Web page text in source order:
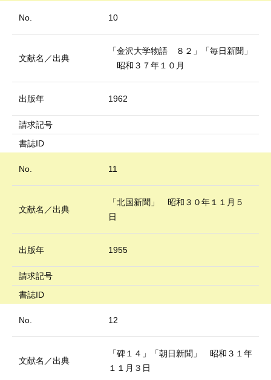
No. 10
文献名／出典
「金沢大学物語 ８２」「毎日新聞」
昭和３７年１０月
出版年 1962
請求記号
書誌ID
No. 11
文献名／出典
「北国新聞」 昭和３０年１１月５
日
出版年 1955
請求記号
書誌ID
No. 12
文献名／出典
「碑１４」「朝日新聞」 昭和３１年
１１月３日